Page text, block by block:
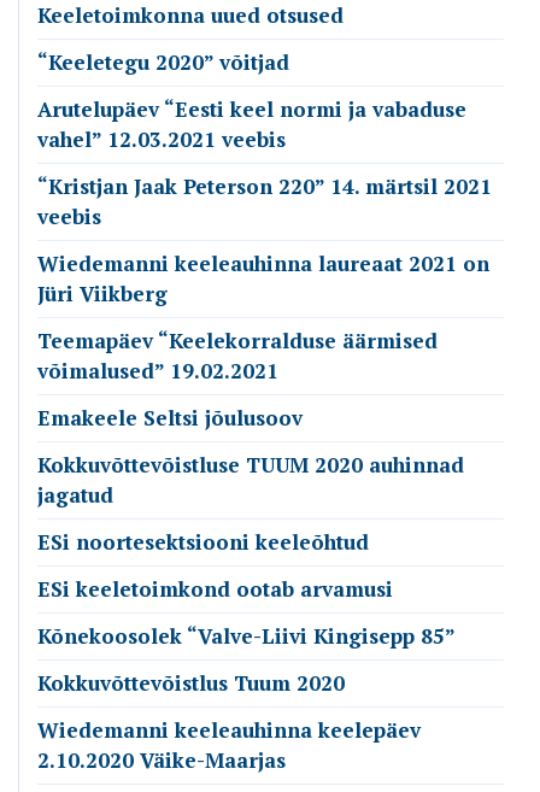
Keeletoimkonna uued otsused
“Keeletegu 2020” võitjad
Arutelupäev “Eesti keel normi ja vabaduse
vahel” 12.03.2021 veebis
“Kristjan Jaak Peterson 220” 14. märtsil 2021
veebis
Wiedemanni keeleauhinna laureaat 2021 on
Jüri Viikberg
Teemapäev “Keelekorralduse äärmised
võimalused” 19.02.2021
Emakeele Seltsi jõulusoov
Kokkuvõttevõistluse TUUM 2020 auhinnad
jagatud
ESi noortesektsiooni keeleõhtud
ESi keeletoimkond ootab arvamusi
Kõnekoosolek “Valve-Liivi Kingisepp 85”
Kokkuvõttevõistlus Tuum 2020
Wiedemanni keeleauhinna keelepäev
2.10.2020 Väike-Maarjas